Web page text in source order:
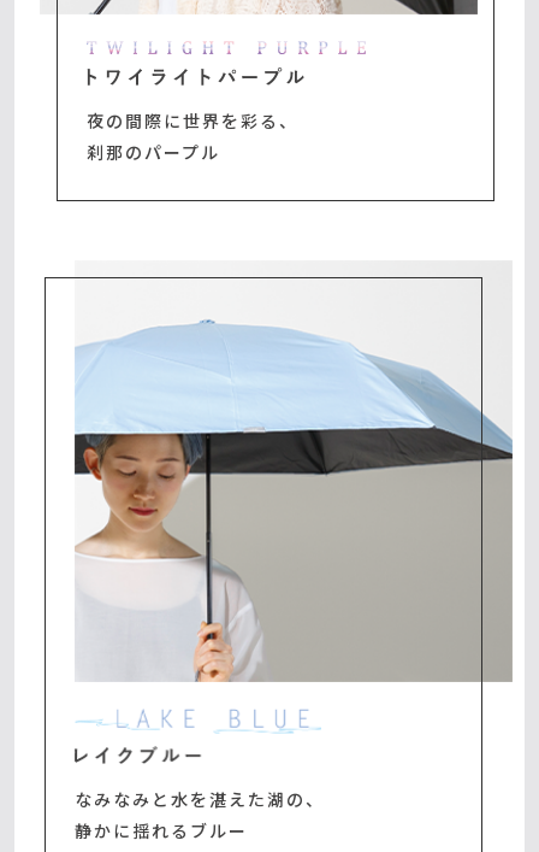
夜の間際に世界を彩る、
刹那のパープル
なみなみと水を湛えた湖の、
静かに揺れるブルー